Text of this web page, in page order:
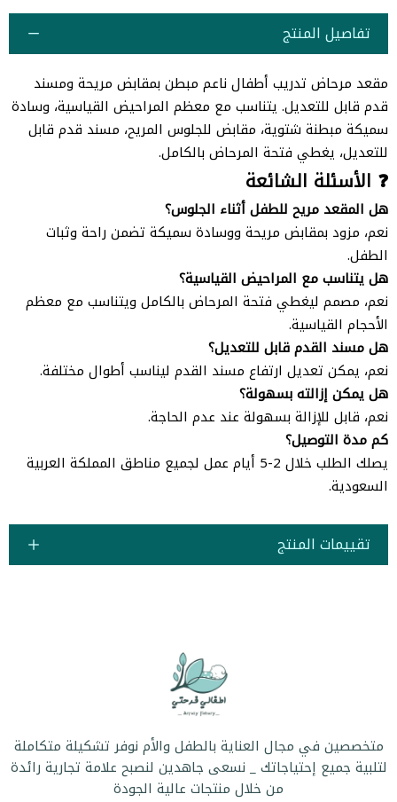
تفاصيل المنتج
مقعد مرحاض تدريب أطفال ناعم مبطن بمقابض مريحة ومسند
قدم قابل للتعديل. يتناسب مع معظم المراحيض القياسية، وسادة
سميكة مبطنة شتوية، مقابض للجلوس المريح، مسند قدم قابل
للتعديل، يغطي فتحة المرحاض بالكامل.
❓ الأسئلة الشائعة
هل المقعد مريح للطفل أثناء الجلوس؟
نعم، مزود بمقابض مريحة ووسادة سميكة تضمن راحة وثبات
الطفل.
هل يتناسب مع المراحيض القياسية؟
نعم، مصمم ليغطي فتحة المرحاض بالكامل ويتناسب مع معظم
الأحجام القياسية.
هل مسند القدم قابل للتعديل؟
نعم، يمكن تعديل ارتفاع مسند القدم ليناسب أطوال مختلفة.
هل يمكن إزالته بسهولة؟
نعم، قابل للإزالة بسهولة عند عدم الحاجة.
كم مدة التوصيل؟
يصلك الطلب خلال 2-5 أيام عمل لجميع مناطق المملكة العربية
السعودية.
تقييمات المنتج
متخصصين في مجال العناية بالطفل والأم نوفر تشكيلة متكاملة
لتلبية جميع إحتياجاتك _ نسعى جاهدين لنصبح علامة تجارية رائدة
من خلال منتجات عالية الجودة